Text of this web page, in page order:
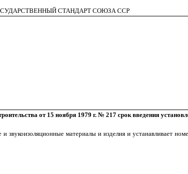
СТАНДАРТ СОЮЗА ССР
от 15 ноября 1979 г. № 217 срок введения
материалы и изделия и устанавливает